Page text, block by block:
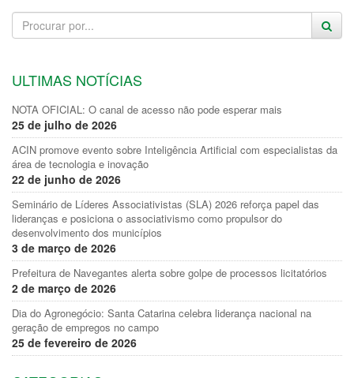
ULTIMAS NOTÍCIAS
NOTA OFICIAL: O canal de acesso não pode esperar mais
25 de julho de 2026
ACIN promove evento sobre Inteligência Artificial com especialistas da
área de tecnologia e inovação
22 de junho de 2026
Seminário de Líderes Associativistas (SLA) 2026 reforça papel das
lideranças e posiciona o associativismo como propulsor do
desenvolvimento dos municípios
3 de março de 2026
Prefeitura de Navegantes alerta sobre golpe de processos licitatórios
2 de março de 2026
Dia do Agronegócio: Santa Catarina celebra liderança nacional na
geração de empregos no campo
25 de fevereiro de 2026